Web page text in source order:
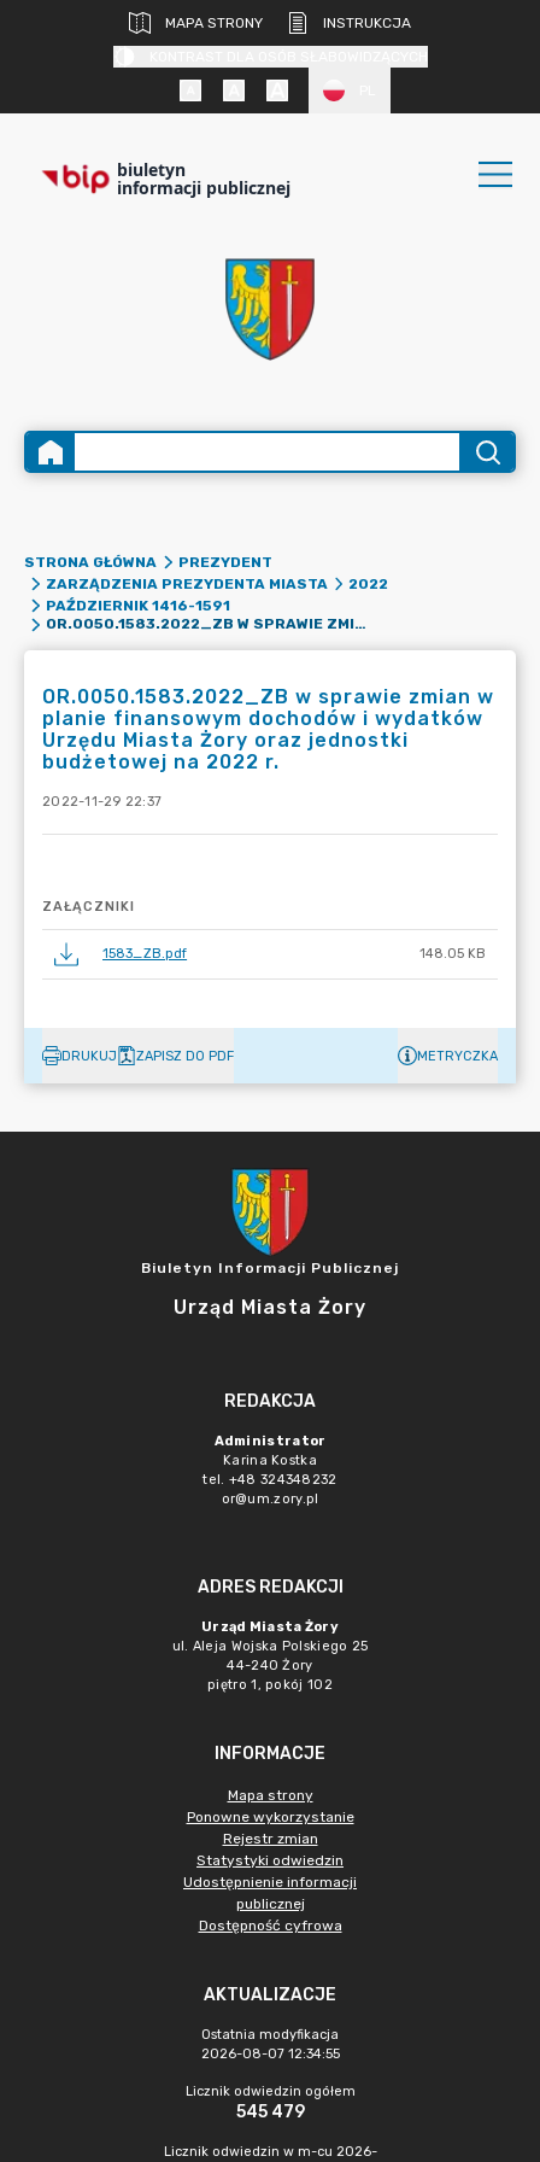
MAPA STRONY
INSTRUKCJA
biuletyn
informacji publicznej
STRONA GŁÓWNA
PREZYDENT
ZARZĄDZENIA PREZYDENTA MIASTA
2022
PAŹDZIERNIK 1416-1591
OR.0050.1583.2022_ZB W SPRAWIE ZMIAN W PLANIE FINANSOWYM DOCHODÓW I WYDATKÓW URZĘDU MIASTA ŻORY ORAZ JEDNOSTKI BUDŻETOWEJ NA 2022 R.
OR.0050.1583.2022_ZB w sprawie zmian w
planie finansowym dochodów i wydatków
Urzędu Miasta Żory oraz jednostki
budżetowej na 2022 r.
2022-11-29 22:37
ZAŁĄCZNIKI
1583_ZB.pdf 148.05 KB
DRUKUJ ZAPISZ DO PDF METRYCZKA
Biuletyn Informacji Publicznej
Urząd Miasta Żory
REDAKCJA
Administrator
Karina Kostka
tel. +48 324348232
or@um.zory.pl
ADRES REDAKCJI
Urząd Miasta Żory
ul. Aleja Wojska Polskiego 25
44-240 Żory
piętro 1, pokój 102
INFORMACJE
Mapa strony
Ponowne wykorzystanie
Rejestr zmian
Statystyki odwiedzin
Udostępnienie informacji
publicznej
Dostępność cyfrowa
AKTUALIZACJE
Ostatnia modyfikacja
2026-08-07 12:34:55
Licznik odwiedzin ogółem
545 479
Licznik odwiedzin w m-cu 2026-